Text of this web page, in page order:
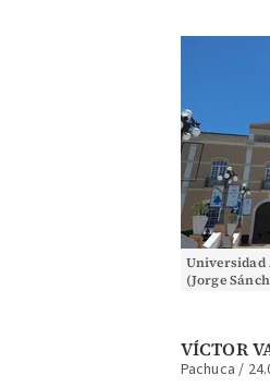
Universidad
(Jorge
VÍCTOR
Pachuca /